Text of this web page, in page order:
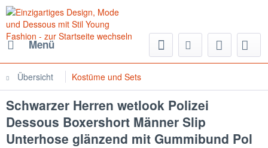
Menü
Übersicht Kostüme und Sets
Schwarzer Herren wetlook Polizei
Dessous Boxershort Männer Slip
Unterhose glänzend mit Gummibund Pol